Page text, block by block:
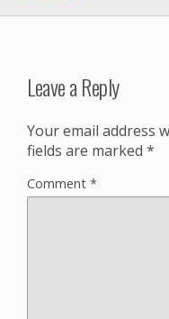
Leave a Reply
Your email address
fields are marked *
Comment *